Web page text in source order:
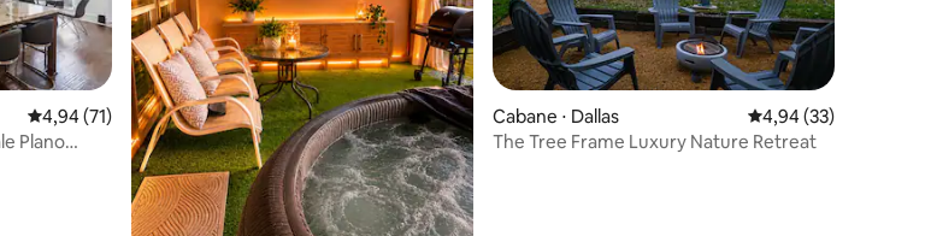
: 4,88 sur 5
Évaluation moyenne sur la base de 71 commentaires : 4,94 sur 5
4,94 (71)
Plano
Cabane ⋅ Dallas Évaluation moyenne
4,94 (33)
The Tree Frame Luxury Nature Retreat